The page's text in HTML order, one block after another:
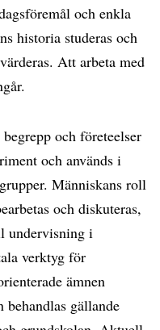
och enkla
historia studeras och
Att arbeta med
och företeelser
och används i
Människans roll
och diskuteras,
undervisning i
verktyg för
ämnen
behandlas gällande